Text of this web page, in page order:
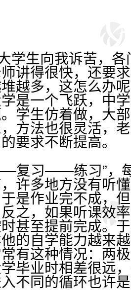
学生向我诉苦，
讲得很快，还要
越多，这怎么办
是一个飞跃，中
学生仿着做，大
方法也很灵活，
要求不断提高。
复习——练习”，
许多地方没有听
是作业完不成，
之，如果听课效
甚至提前完成。
的自学能力越来
有这种情况：两
毕业时相差很远
不同的循环也许